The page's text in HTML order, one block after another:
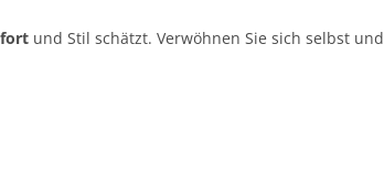
und Stil schätzt. Verwöhnen Sie sich selbst und